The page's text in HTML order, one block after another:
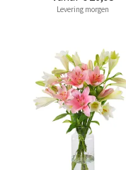
Levering morgen